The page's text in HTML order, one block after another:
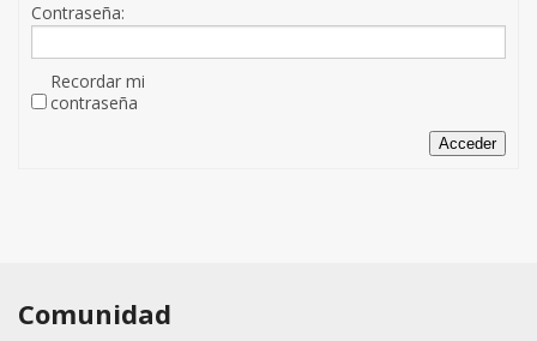
Contraseña:
Recordar mi
contraseña
Acceder
Comunidad